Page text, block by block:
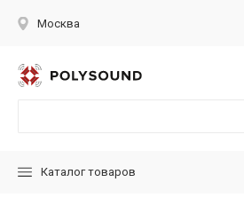
Москва
Каталог товаров